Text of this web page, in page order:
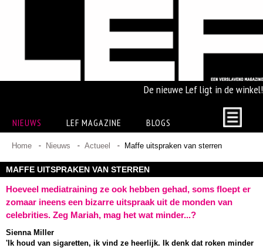
De nieuwe Lef ligt in de winkel!
NIEUWS LEF MAGAZINE BLOGS
Home Nieuws Actueel Maffe uitspraken van sterren
MAFFE UITSPRAKEN VAN STERREN
Hoeveel mediatraining ze ook hebben gehad, soms floept er
zomaar ineens een bizarre uitspraak uit de monden van
celebrities. Zeg Mariah, mag het wat minder...?
Sienna Miller
'Ik houd van sigaretten, ik vind ze heerlijk. Ik denk dat roken minder